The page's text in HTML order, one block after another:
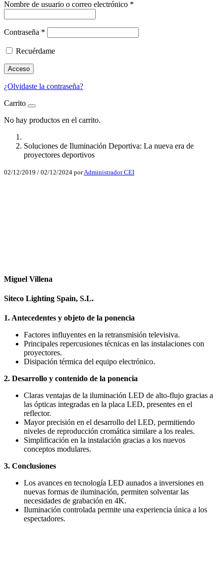
Nombre de usuario o correo electrónico *
Contraseña *
Recuérdame
Acceso
¿Olvidaste la contraseña?
Carrito
No hay productos en el carrito.
Soluciones de Iluminación Deportiva: La nueva era de
proyectores deportivos
02/12/2019 / 02/12/2024 porAdministrador CEI
Miguel Villena
Siteco Lighting Spain, S.L.
1. Antecedentes y objeto de la ponencia
Factores influyentes en la retransmisión televisiva.
Principales repercusiones técnicas en las instalaciones con
proyectores.
Disipación térmica del equipo electrónico.
2. Desarrollo y contenido de la ponencia
Claras ventajas de la iluminación LED de alto-flujo gracias a
las ópticas integradas en la placa LED, presentes en el
reflector.
Mayor precisión en el desarrollo del LED, permitiendo
niveles de reproducción cromática similare a los reales.
Simplificación en la instalación gracias a los nuevos
conceptos modulares.
3. Conclusiones
Los avances en tecnología LED aunados a inversiones en
nuevas formas de iluminación, permiten solventar las
necesidades de grabación en 4K.
Iluminación controlada permite una experiencia única a los
espectadores.